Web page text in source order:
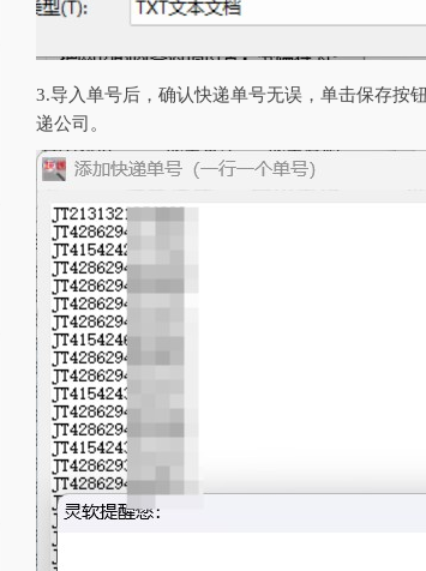
3.导入单号后，确认快递单号无误，单击保存按
递公司。